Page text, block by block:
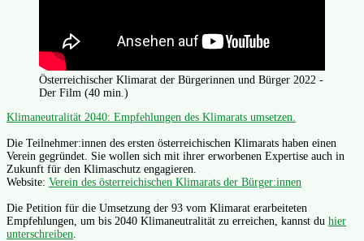
Österreichischer Klimarat der Bürgerinnen und Bürger 2022 -
Der Film (40 min.)
Klimaneutralität 2040: Empfehlungen des Klimarats umsetzen.
Die Teilnehmer:innen des ersten österreichischen Klimarats haben einen
Verein gegründet. Sie wollen sich mit ihrer erworbenen Expertise auch in
Zukunft für den Klimaschutz engagieren.
Website: Verein des österreichischen Klimarats der Bürger:innen
Die Petition für die Umsetzung der 93 vom Klimarat erarbeiteten
Empfehlungen, um bis 2040 Klimaneutralität zu erreichen, kannst du hier
unterschreiben